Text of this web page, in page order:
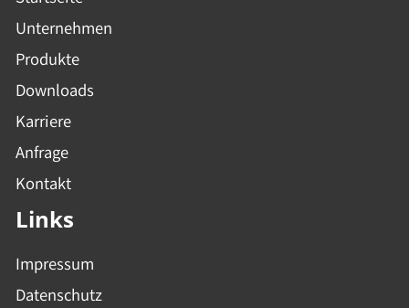
Unternehmen
Produkte
Downloads
Karriere
Anfrage
Kontakt
Links
Impressum
Datenschutz